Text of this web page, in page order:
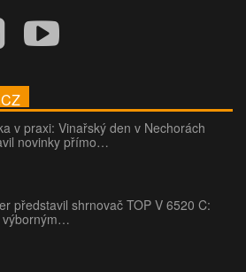
v praxi: Vinařský den v Nechorách
novinky přímo…
představil shrnovač TOP V 6520 C:
výborným…